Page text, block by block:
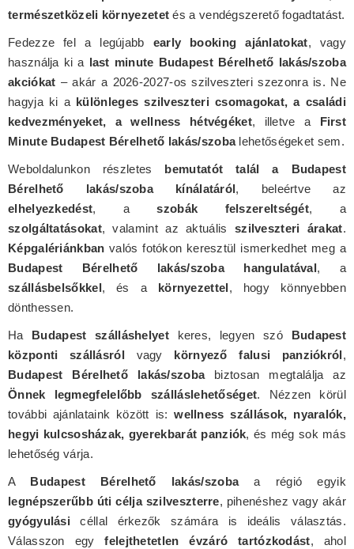
természetközeli környezetet és a vendégszerető fogadtatást.
Fedezze fel a legújabb early booking ajánlatokat, vagy
használja ki a last minute Budapest Bérelhető lakás/szoba
akciókat – akár a 2026-2027-os szilveszteri szezonra is. Ne
hagyja ki a különleges szilveszteri csomagokat, a családi
kedvezményeket, a wellness hétvégéket, illetve a First
Minute Budapest Bérelhető lakás/szobalehetőségeket sem.
Weboldalunkon részletes bemutatót talál a Budapest
Bérelhető lakás/szoba kínálatáról, beleértve az
elhelyezkedést, aszobák felszereltségét, a
szolgáltatásokat, valamint az aktuális szilveszteri árakat.
Képgalériánkban valós fotókon keresztül ismerkedhet meg a
Budapest Bérelhető lakás/szoba hangulatával, a
szállásbelsőkkel, és a környezettel, hogy könnyebben
dönthessen.
Ha Budapest szálláshelyetkeres, legyen szó Budapest
központi szállásról vagy környező falusi panziókról,
Budapest Bérelhető lakás/szobabiztosan megtalálja az
Önnek legmegfelelőbb szálláslehetőséget. Nézzen körül
további ajánlataink között is:wellness szállások, nyaralók,
hegyi kulcsosházak, gyerekbarát panziók, és még sok más
lehetőség várja.
A Budapest Bérelhető lakás/szobaa régió egyik
legnépszerűbb úti célja szilveszterre, pihenéshez vagy akár
gyógyulási céllal érkezők számára is ideális választás.
Válasszon egyfelejthetetlen évzáró tartózkodást, ahol